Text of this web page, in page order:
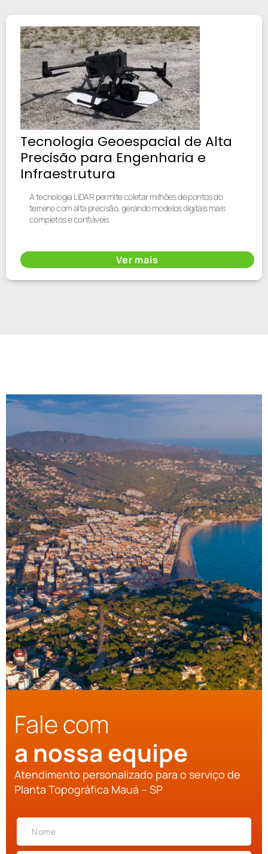
Tecnologia Geoespacial de Alta
Precisão para Engenharia e
Infraestrutura
A tecnologia LiDAR permite coletar milhões de pontos do
terreno com alta precisão, gerando modelos digitais mais
completos e confiáveis.
Ver mais
Fale com
a nossa equipe
Atendimento personalizado para o serviço de
Planta Topográfica Mauá – SP